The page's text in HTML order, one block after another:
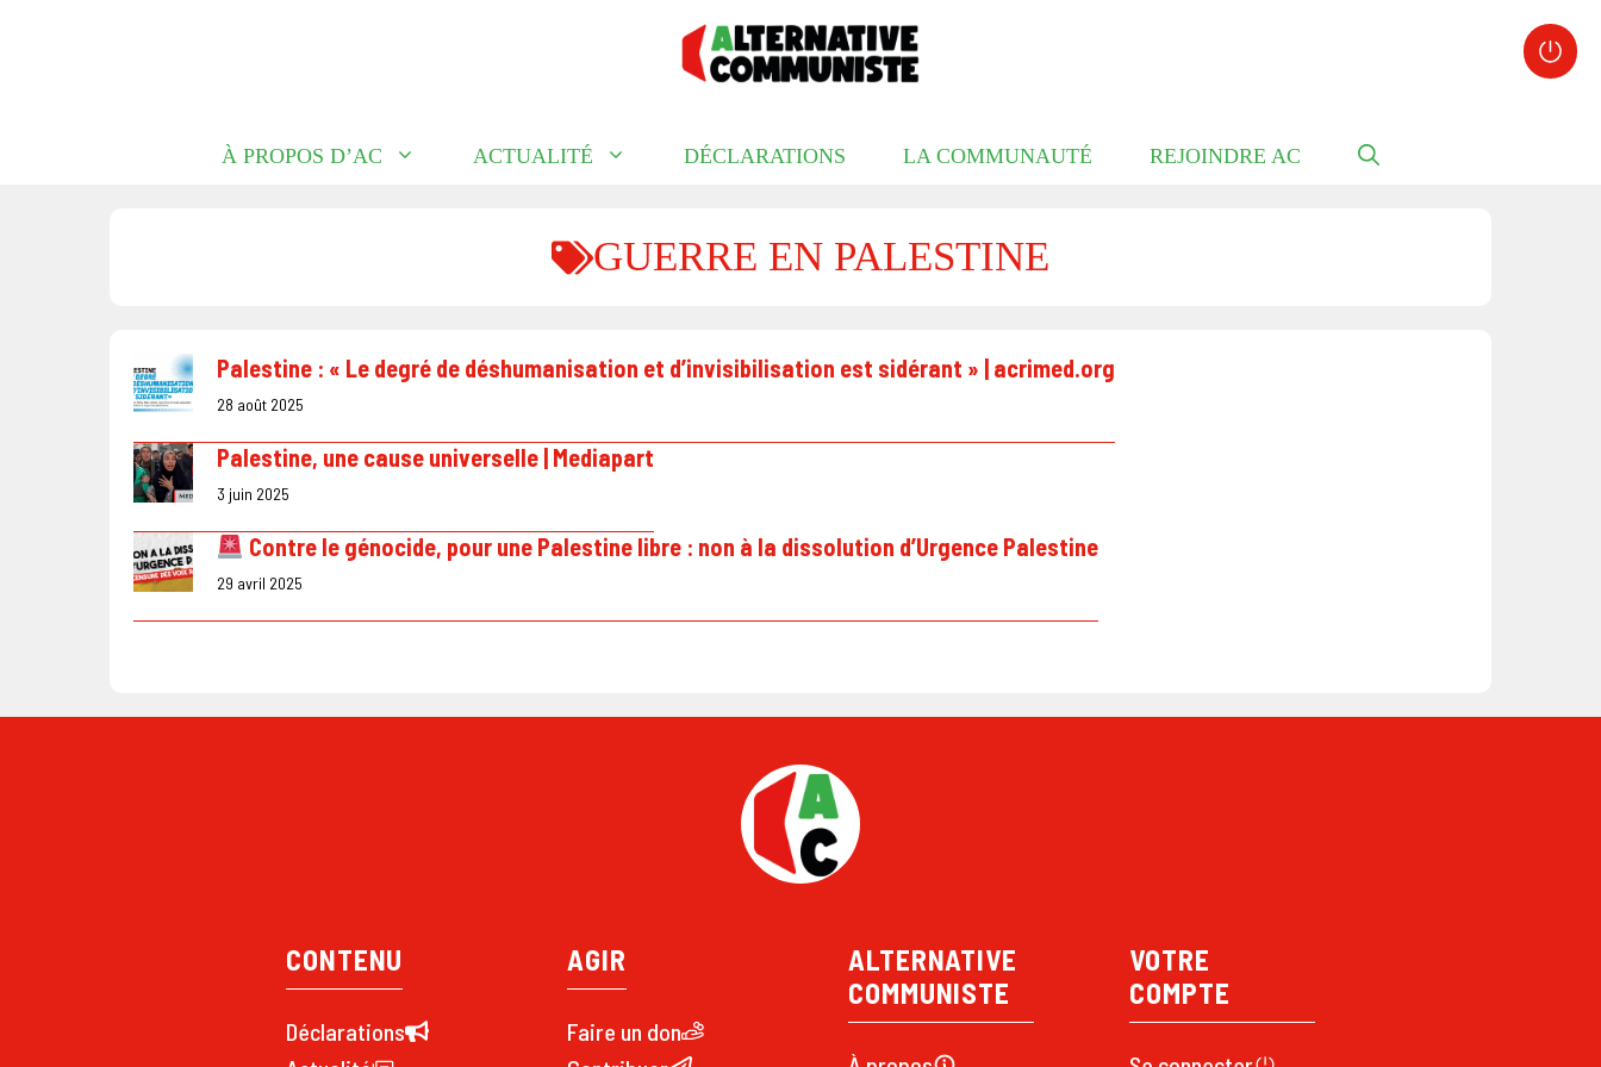
À PROPOS D’AC ACTUALITÉ DÉCLARATIONS LA COMMUNAUTÉ REJOINDRE AC
GUERRE EN PALESTINE
Palestine : « Le degré de déshumanisation et d’invisibilisation est sidérant » | acrimed.org
28 août 2025
Palestine, une cause universelle | Mediapart
3 juin 2025
Contre le génocide, pour une Palestine libre : non à la dissolution d’Urgence Palestine
29 avril 2025
CONTENU
Déclarations
AGIR
Faire un don
ALTERNATIVE
COMMUNISTE
VOTRE
COMPTE